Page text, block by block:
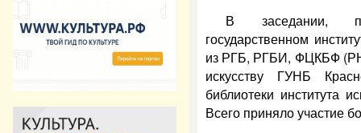
В заседании,
государственном
из РГБ, РГБИ, ФЦКБФ
искусству ГУНБ
библиотеки института
Всего приняло участие